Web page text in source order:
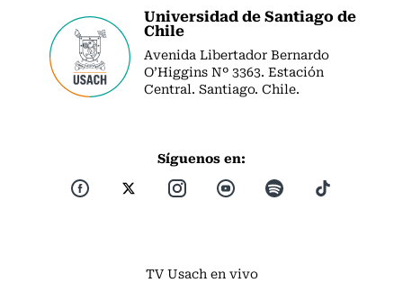
Universidad de Santiago de
Chile
Avenida Libertador Bernardo
O’Higgins Nº 3363. Estación
Central. Santiago. Chile.
Síguenos en:
TV Usach en vivo